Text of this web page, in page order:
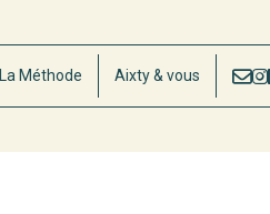
La Méthode Aixty & vous